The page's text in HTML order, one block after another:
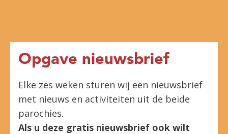
Opgave nieuwsbrief
Elke zes weken sturen wij een nieuwsbrief
met nieuws en activiteiten uit de beide
parochies.
Als u deze gratis nieuwsbrief ook wilt